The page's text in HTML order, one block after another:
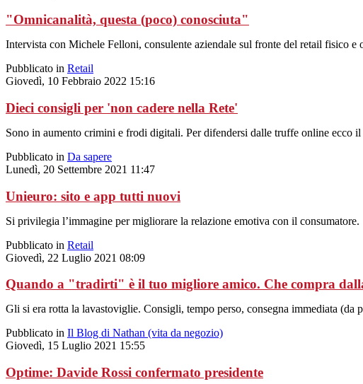
"Omnicanalità, questa (poco) conosciuta"
Intervista con Michele Felloni, consulente aziendale sul fronte del retail fisico
Pubblicato in Retail
Giovedì, 10 Febbraio 2022 15:16
Dieci consigli per 'non cadere nella Rete'
Sono in aumento crimini e frodi digitali. Per difendersi dalle truffe online ecco
Pubblicato in Da sapere
Lunedì, 20 Settembre 2021 11:47
Unieuro: sito e app tutti nuovi
Si privilegia l’immagine per migliorare la relazione emotiva con il consumatore.
Pubblicato in Retail
Giovedì, 22 Luglio 2021 08:09
Quando a "tradirti" è il tuo migliore amico. Che compra
Gli si era rotta la lavastoviglie. Consigli, tempo perso, consegna immediata (da
Pubblicato in Il Blog di Nathan (vita da negozio)
Giovedì, 15 Luglio 2021 15:55
Optime: Davide Rossi confermato presidente